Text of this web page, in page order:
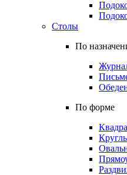
Столы
По
По форме